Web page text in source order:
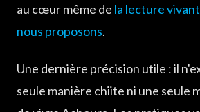
au cœur même de la lecture
nous proposons.
Une dernière précision utile : il
seule manière chiite ni une seule